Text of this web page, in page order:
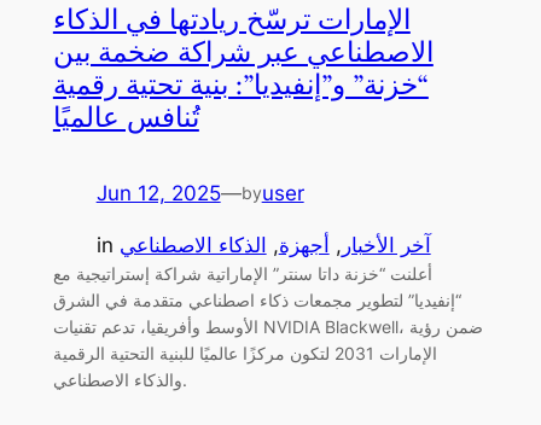
الإمارات ترسّخ ريادتها في الذكاء
الاصطناعي عبر شراكة ضخمة بين
“خزنة” و”إنفيديا”: بنية تحتية رقمية
تُنافس عالميًا
Jun 12, 2025—byuser
in آخر الأخبار , أجهزة, الذكاء الاصطناعي
أعلنت “خزنة داتا سنتر” الإماراتية شراكة إستراتيجية مع
“إنفيديا” لتطوير مجمعات ذكاء اصطناعي متقدمة في الشرق
الأوسط وأفريقيا، تدعم تقنيات NVIDIA Blackwell، ضمن رؤية
الإمارات 2031 لتكون مركزًا عالميًا للبنية التحتية الرقمية
والذكاء الاصطناعي.